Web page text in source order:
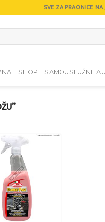
SVE ZA PRAONICE
SHOP SAMOUSLUŽNE